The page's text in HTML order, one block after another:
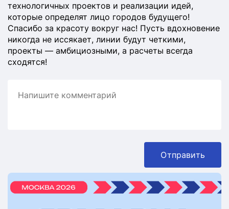
технологичных проектов и реализации идей,
которые определят лицо городов будущего!
Спасибо за красоту вокруг нас! Пусть вдохновение
никогда не иссякает, линии будут четкими,
проекты — амбициозными, а расчеты всегда
сходятся!
Отправить